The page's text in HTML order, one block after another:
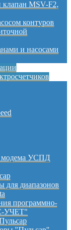
MSV-F2,
контуров
и насосами
модема УСПД
для диапазонов
программно-
УЧЕТ"